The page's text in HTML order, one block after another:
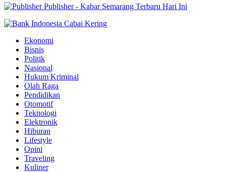
Publisher - Kabar Semarang Terbaru Hari Ini
Ekonomi
Bisnis
Politik
Nasional
Hukum Kriminal
Olah Raga
Pendidikan
Otomotif
Teknologi
Elektronik
Hiburan
Lifestyle
Opini
Traveling
Kuliner